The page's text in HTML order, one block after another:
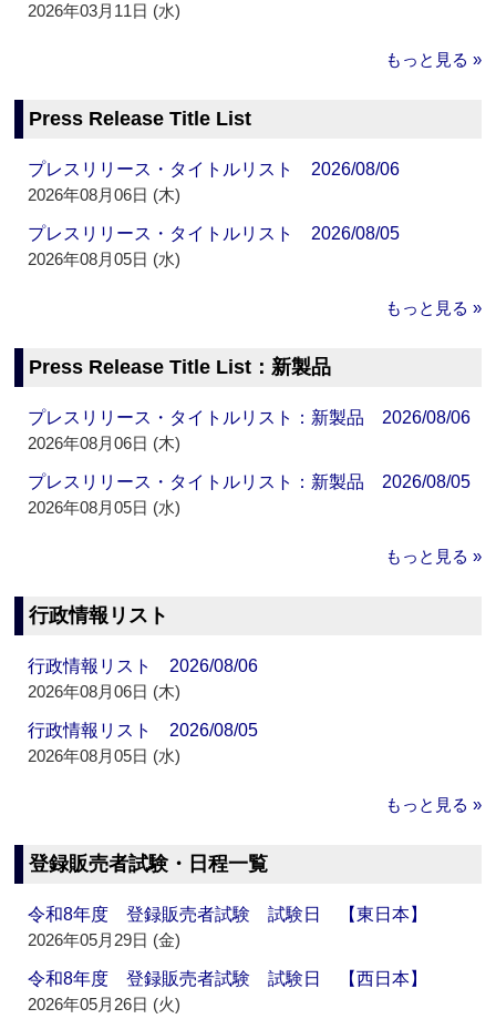
2026年03月11日 (水)
もっと見る »
Press Release Title List
プレスリリース・タイトルリスト 2026/08/06
2026年08月06日 (木)
プレスリリース・タイトルリスト 2026/08/05
2026年08月05日 (水)
もっと見る »
Press Release Title List：新製品
プレスリリース・タイトルリスト：新製品 2026/08/06
2026年08月06日 (木)
プレスリリース・タイトルリスト：新製品 2026/08/05
2026年08月05日 (水)
もっと見る »
行政情報リスト
行政情報リスト 2026/08/06
2026年08月06日 (木)
行政情報リスト 2026/08/05
2026年08月05日 (水)
もっと見る »
登録販売者試験・日程一覧
令和8年度 登録販売者試験 試験日 【東日本】
2026年05月29日 (金)
令和8年度 登録販売者試験 試験日 【西日本】
2026年05月26日 (火)